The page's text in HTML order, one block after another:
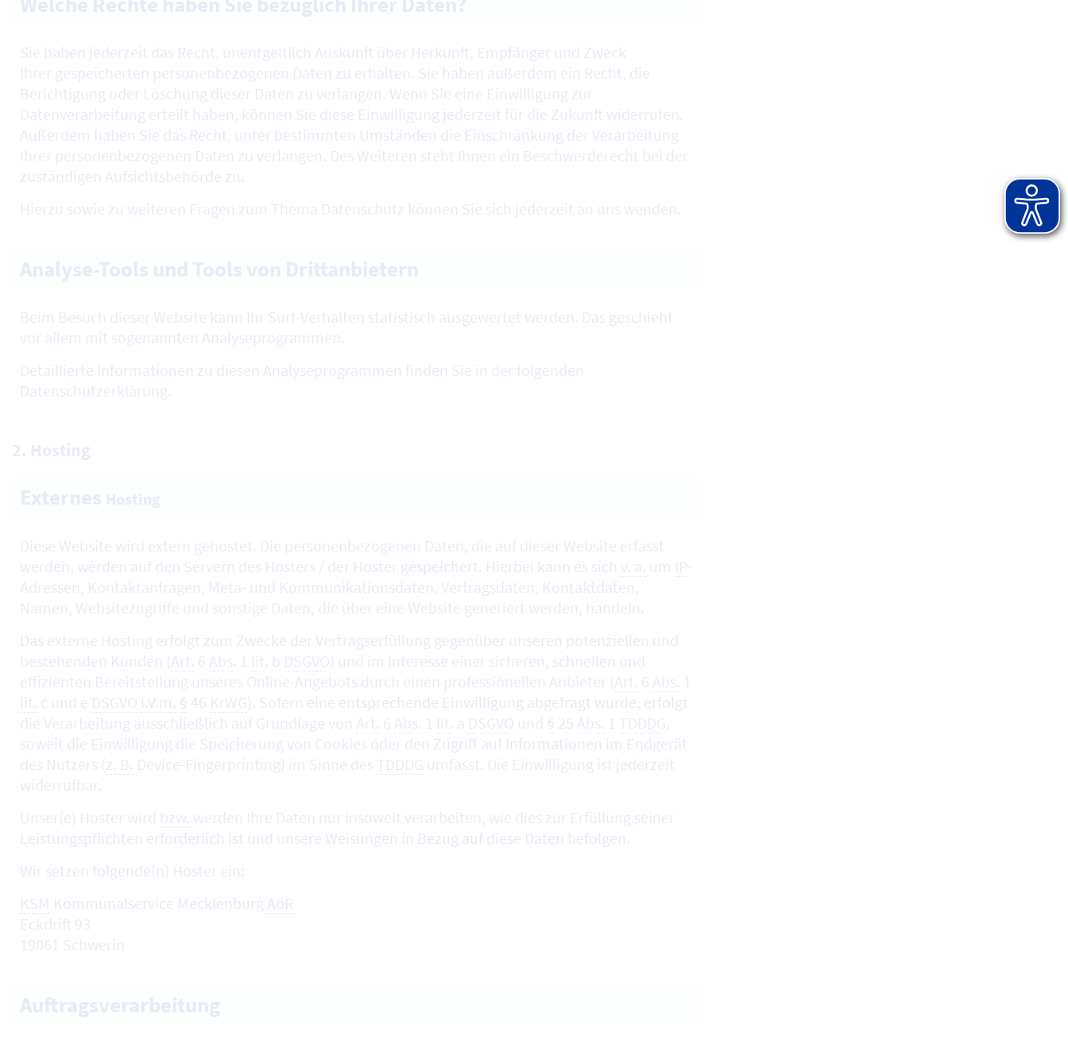
Sie haben jederzeit das Recht, unentgeltlich Auskunft über Herkunft, Empfänger und Zweck
Ihrer gespeicherten personenbezogenen Daten zu erhalten. Sie haben außerdem ein Recht, die
Berichtigung oder Löschung dieser Daten zu verlangen. Wenn Sie eine Einwilligung zur
Datenverarbeitung erteilt haben, können Sie diese Einwilligung jederzeit für die Zukunft widerrufen.
Außerdem haben Sie das Recht, unter bestimmten Umständen die Einschränkung der Verarbeitung
Ihrer personenbezogenen Daten zu verlangen. Des Weiteren steht Ihnen ein Beschwerderecht bei der
zuständigen Aufsichtsbehörde zu.
Hierzu sowie zu weiteren Fragen zum Thema Datenschutz können Sie sich jederzeit an uns wenden.
Beim Besuch dieser Website kann Ihr Surf-Verhalten statistisch ausgewertet werden. Das geschieht
vor allem mit sogenannten Analyseprogrammen.
Detaillierte Informationen zu diesen Analyseprogrammen finden Sie in der folgenden
Datenschutzerklärung.
2. Hosting
Diese Website wird extern gehostet. Die personenbezogenen Daten, die auf dieser Website erfasst
werden, werden auf den Servern des Hosters / der Hoster gespeichert. Hierbei kann es sich v. a. um IP-
Adressen, Kontaktanfragen, Meta- und Kommunikationsdaten, Vertragsdaten, Kontaktdaten,
Namen, Websitezugriffe und sonstige Daten, die über eine Website generiert werden, handeln.
Das externe Hosting erfolgt zum Zwecke der Vertragserfüllung gegenüber unseren potenziellen und
bestehenden Kunden (Art. 6 Abs. 1 lit. b DSGVO) und im Interesse einer sicheren, schnellen und
effizienten Bereitstellung unseres Online-Angebots durch einen professionellen Anbieter (Art. 6 Abs. 1
lit. c und e DSGVO i.V.m. § 46 KrWG). Sofern eine entsprechende Einwilligung abgefragt wurde, erfolgt
die Verarbeitung ausschließlich auf Grundlage von Art. 6 Abs. 1 lit. a DSGVO und § 25 Abs. 1 TDDDG,
soweit die Einwilligung die Speicherung von Cookies oder den Zugriff auf Informationen im Endgerät
des Nutzers (z. B. Device-Fingerprinting) im Sinne des TDDDG umfasst. Die Einwilligung ist jederzeit
widerrufbar.
Unser(e) Hoster wird bzw. werden Ihre Daten nur insoweit verarbeiten, wie dies zur Erfüllung seiner
Leistungspflichten erforderlich ist und unsere Weisungen in Bezug auf diese Daten befolgen.
Wir setzen folgende(n) Hoster ein:
KSM Kommunalservice Mecklenburg AöR
Eckdrift 93
19061 Schwerin